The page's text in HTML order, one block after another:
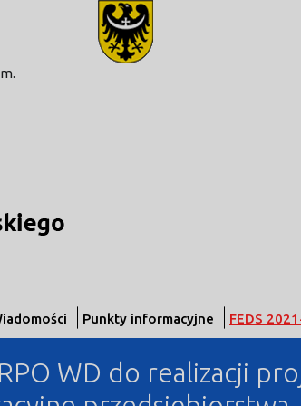
Punkty informacyjne FEDS
WD do realizacji
modal-check